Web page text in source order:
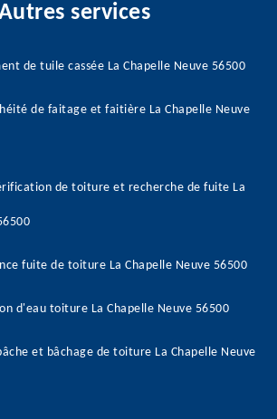
services
de tuile cassée La Chapelle Neuve 56500
de faitage et faitière La Chapelle Neuve
de toiture et recherche de fuite La
fuite de toiture La Chapelle Neuve 56500
d'eau toiture La Chapelle Neuve 56500
et bâchage de toiture La Chapelle Neuve